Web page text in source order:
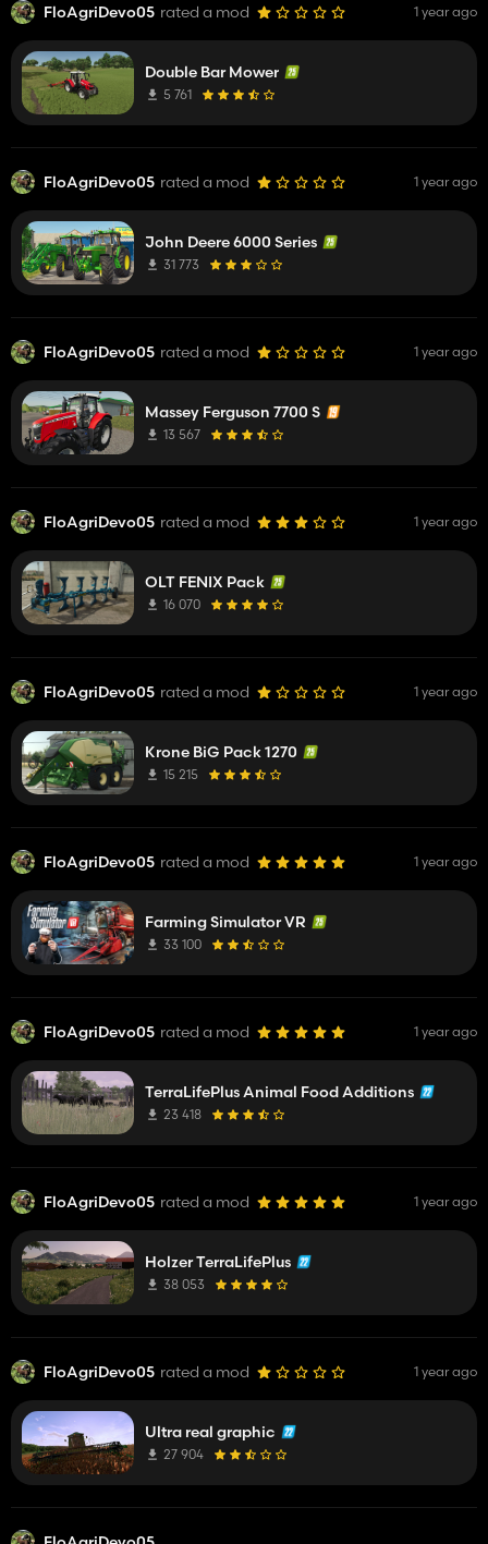
FloAgriDevo05 rated a mod 1 year ago
Double Bar Mower
5 761
FloAgriDevo05 rated a mod 1 year ago
John Deere 6000 Series
31 773
FloAgriDevo05 rated a mod 1 year ago
Massey Ferguson 7700 S
13 567
FloAgriDevo05 rated a mod 1 year ago
OLT FENIX Pack
16 070
FloAgriDevo05 rated a mod 1 year ago
Krone BiG Pack 1270
15 215
FloAgriDevo05 rated a mod 1 year ago
Farming Simulator VR
33 100
FloAgriDevo05 rated a mod 1 year ago
TerraLifePlus Animal Food Additions
23 418
FloAgriDevo05 rated a mod 1 year ago
Holzer TerraLifePlus
38 053
FloAgriDevo05 rated a mod 1 year ago
Ultra real graphic
27 904